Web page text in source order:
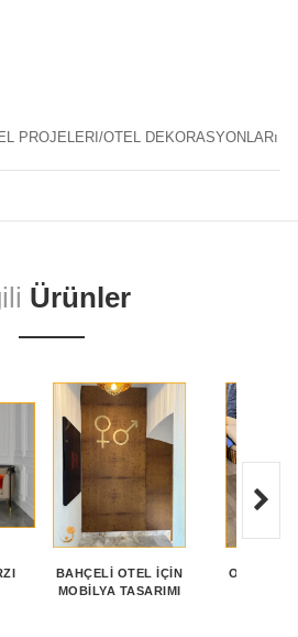
PROJELERI/OTEL DEKORASYONLARı
Ürünler
BAHÇELI OTEL İÇIN
MOBILYA TASARIMI
OTEL